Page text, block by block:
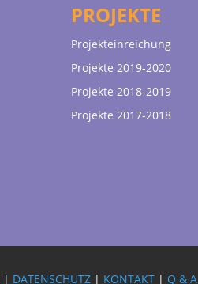
PROJEKTE
Projekteinreichung
Projekte 2019-2020
Projekte 2018-2019
Projekte 2017-2018
| DATENSCHUTZ | KONTAKT | Q & A